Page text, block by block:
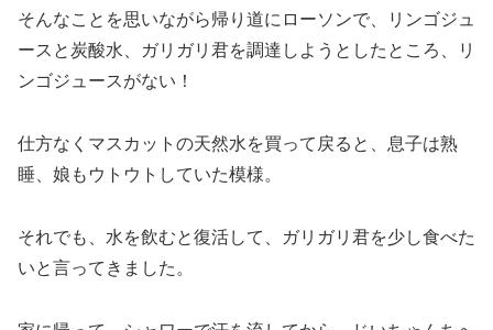
そんなことを思いながら帰り道にローソンで、リンゴジュ
ースと炭酸水、ガリガリ君を調達しようとしたところ、リ
ンゴジュースがない！
仕方なくマスカットの天然水を買って戻ると、息子は熟
睡、娘もウトウトしていた模様。
それでも、水を飲むと復活して、ガリガリ君を少し食べた
いと言ってきました。